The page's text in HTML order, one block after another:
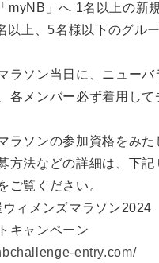
myNB」へ 1名以上の新
以上、5名様以下のグル
ラソン当日に、ニューバ
各メンバー必ず着用して
ラソンの参加資格をみた
方法などの詳細は、下記
ご覧ください。
ウィメンズマラソン
キャンペーン
entry.com/